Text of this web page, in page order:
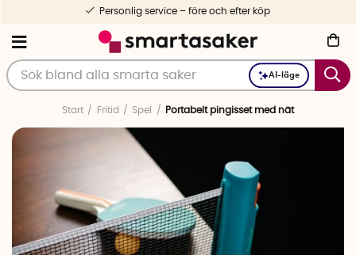
AI-läge
Personlig service – före och efter köp
Start Fritid Spel Portabelt pingisset med nät